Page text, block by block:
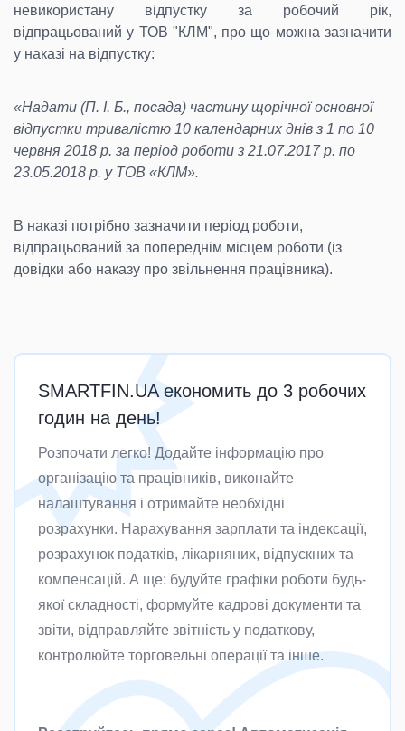
невикористану відпустку за робочий рік,
відпрацьований у ТОВ "КЛМ", про що можна зазначити
у наказі на відпустку:
«Надати (П. І. Б., посада) частину щорічної основної
відпустки тривалістю 10 календарних днів з 1 по 10
червня 2018 р. за період роботи з 21.07.2017 р. по
23.05.2018 р. у ТОВ «КЛМ».
В наказі потрібно зазначити період роботи,
відпрацьований за попереднім місцем роботи (із
довідки або наказу про звільнення працівника).
SMARTFIN.UA економить до 3 робочих
годин на день!
Розпочати легко! Додайте інформацію про
організацію та працівників, виконайте
налаштування і отримайте необхідні
розрахунки. Нарахування зарплати та індексації,
розрахунок податків, лікарняних, відпускних та
компенсацій. А ще: будуйте графіки роботи будь-
якої складності, формуйте кадрові документи та
звіти, відправляйте звітність у податкову,
контролюйте торговельні операції та інше.